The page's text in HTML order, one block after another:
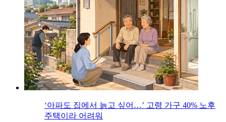
‘아파도 집에서 늙고 싶어…’ 고령 가구 40% 노후
주택이라 어려워